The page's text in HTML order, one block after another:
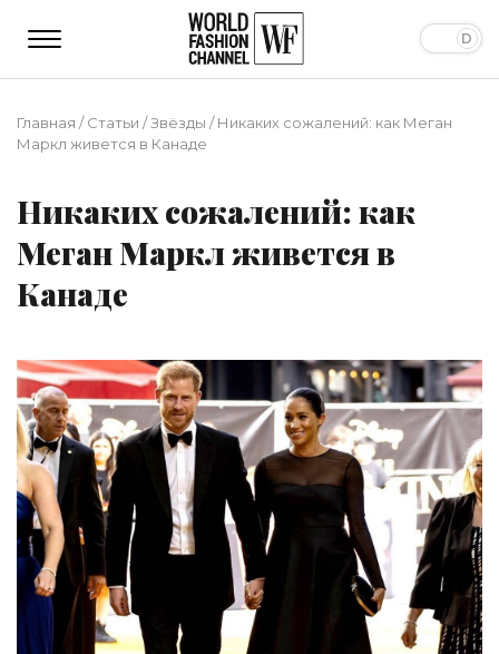
Главная /Статьи /Звёзды /Никаких сожалений: как Меган
Маркл живется в Канаде
Никаких сожалений: как
Меган Маркл живется в
Канаде